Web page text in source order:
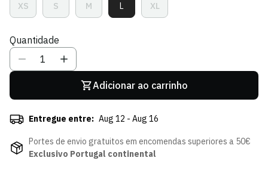
XSVariante
Esgotada
Indisponível
SVariante
Esgotada
Indisponível
MVariante
Esgotada
LVariante
Esgotada
XL
Variante
Esgotada
Quantidade
Adicionar ao carrinho
Entregue entre: Aug 12 - Aug 16
Portes de envio gratuitos em encomendas superiores a 50€
Exclusivo Portugal continental